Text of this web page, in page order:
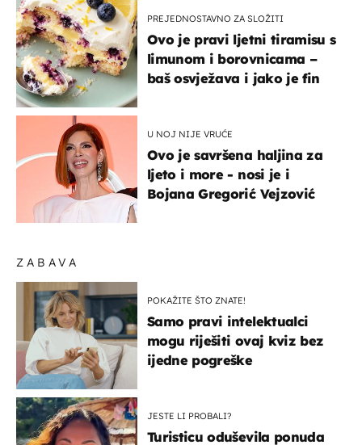
ZABAVA
POKAŽITE ŠTO ZNATE!
Samo pravi intelektualci
mogu riješiti ovaj kviz bez
ijedne pogreške
JESTE LI PROBALI?
Turisticu oduševila ponuda
PREJEDNOSTAVNO ZA SLOŽITI
Ovo je pravi ljetni tiramisu s
limunom i borovnicama –
baš osvježava i jako je fin
U NOJ NIJE VRUĆE
Ovo je savršena haljina za
ljeto i more - nosi je i
Bojana Gregorić Vejzović